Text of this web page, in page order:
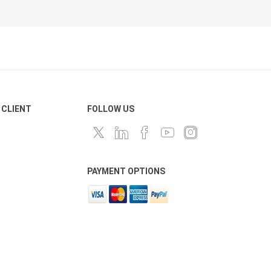
CLIENT FOLLOW US
PAYMENT OPTIONS